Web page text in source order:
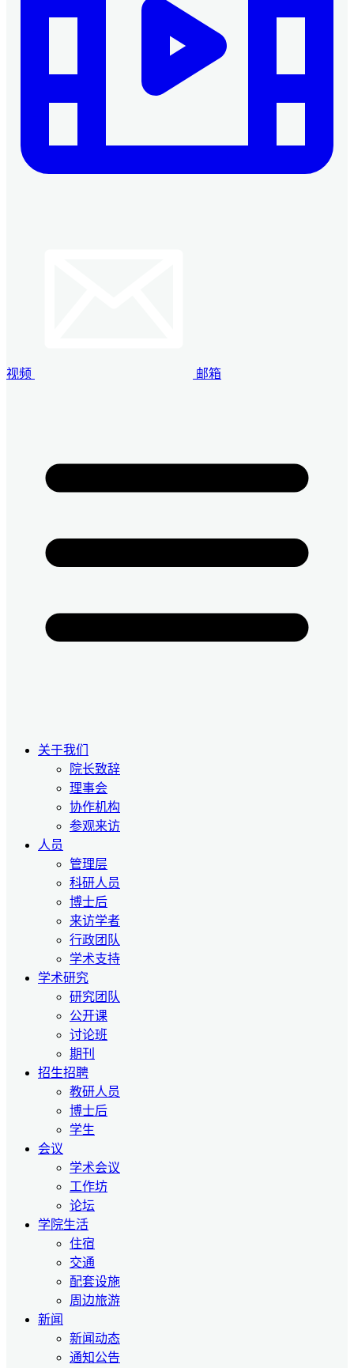
视频 邮箱
关于我们
院长致辞
理事会
协作机构
参观来访
人员
管理层
科研人员
博士后
来访学者
行政团队
学术支持
学术研究
研究团队
公开课
讨论班
期刊
招生招聘
教研人员
博士后
学生
会议
学术会议
工作坊
论坛
学院生活
住宿
交通
配套设施
周边旅游
新闻
新闻动态
通知公告